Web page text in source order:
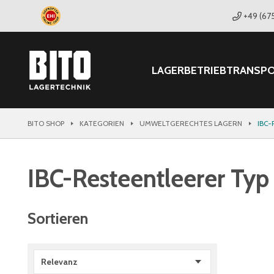
+49
LAGERBETRIEB
BITO SHOP KATEGORIEN UMWELTGERECHTES LAGERN IBC-
IBC-Resteentleerer Typ
Sortieren
Relevanz